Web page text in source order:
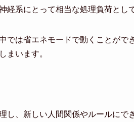
経系にとって相当な処理負荷とし
では省エネモードで動くことがで
まいます。
し、新しい人間関係やルールにで